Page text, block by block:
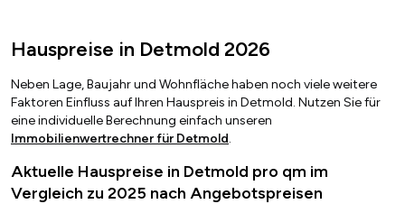
Hauspreise in Detmold 2026
Neben Lage, Baujahr und Wohnfläche haben noch viele weitere
Faktoren Einfluss auf Ihren Hauspreis in Detmold. Nutzen Sie für
eine individuelle Berechnung einfach unseren
Immobilienwertrechner für Detmold.
Aktuelle Hauspreise in Detmold pro qm im
Vergleich zu 2025 nach Angebotspreisen